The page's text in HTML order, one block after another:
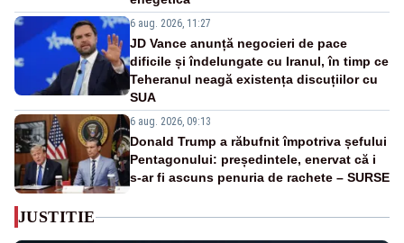
6 aug. 2026, 11:27
JD Vance anunță negocieri de pace
dificile și îndelungate cu Iranul, în timp ce
Teheranul neagă existența discuțiilor cu
SUA
6 aug. 2026, 09:13
Donald Trump a răbufnit împotriva șefului
Pentagonului: președintele, enervat că i
s-ar fi ascuns penuria de rachete – SURSE
JUSTITIE